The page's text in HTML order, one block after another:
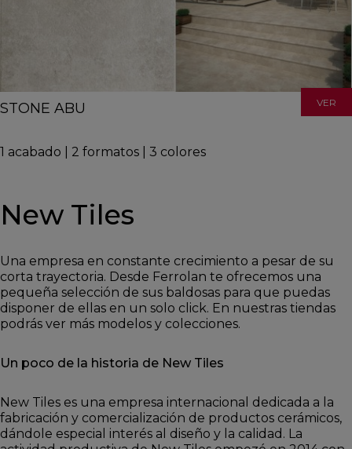
STONE ABU VER
1 acabado 2 formatos 3 colores
New Tiles
Una empresa en constante crecimiento a pesar de su
corta trayectoria. Desde Ferrolan te ofrecemos una
pequeña selección de sus baldosas para que puedas
disponer de ellas en un solo click. En nuestras tiendas
podrás ver más modelos y colecciones.
Un poco de la historia de New Tiles
New Tiles es una empresa internacional dedicada a la
fabricación y comercialización de productos cerámicos,
dándole especial interés al diseño y la calidad. La